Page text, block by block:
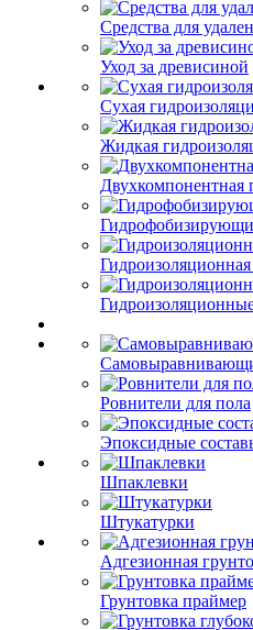
Средства для
Уход за древисиной
Сухая
Жидкая
Двухкомпонентная
Ровнители для пола
Эпоксидные
Шпаклевки
Штукатурки
Адгезионная
Грунтовка праймер